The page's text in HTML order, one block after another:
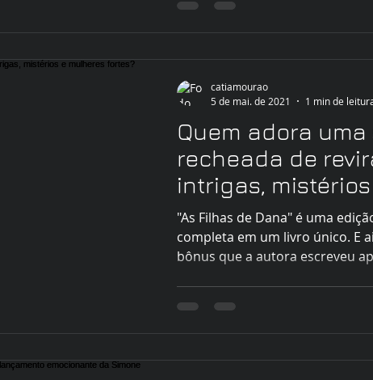
Quem adora
recheada de
intrigas,
fortes?
"As Filhas de Dana" é uma
completa em um livro único. E
bônus que a autora escreveu
catiamourao
5 de mai. de 2021
1 min de